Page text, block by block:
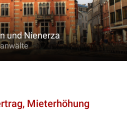
und Nienerza
Mieterhöhung